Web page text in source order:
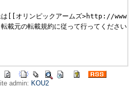
は[[オリンピックアームズ>http://
載元の転載規約に従って行ってください。
admin: KOU2